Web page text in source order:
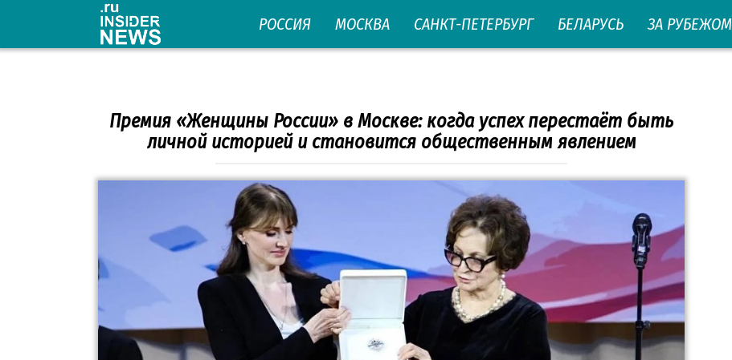
контенту
РОССИЯ МОСКВА САНКТ-ПЕТЕРБУРГ БЕЛАРУСЬ ЗА РУБЕЖОМ
Премия «Женщины России» в Москве: когда успех перестаёт быть
личной историей и становится общественным явлением